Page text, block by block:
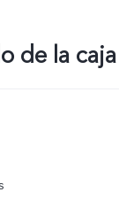
de la caja